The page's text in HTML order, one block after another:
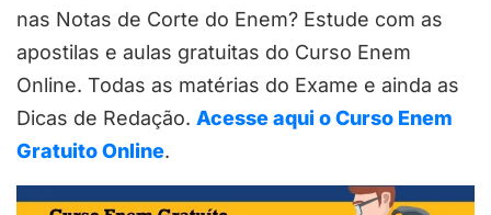
nas Notas de Corte do Enem? Estude com as
apostilas e aulas gratuitas do Curso Enem
Online. Todas as matérias do Exame e ainda as
Dicas de Redação. Acesse aqui o Curso Enem
Gratuito Online.